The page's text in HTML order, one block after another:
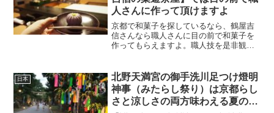
人さんに作って頂けますよ
京都で和菓子を探しているなら、鶴屋吉
信さんなら職人さんに目の前で和菓子を
作ってもらえますよ。職人技を是非観に
日本
北野天満宮の御手洗川足つけ燈明
神事（みたらし祭り）は京都らし
さと涼しさの両方味わえる夏の風